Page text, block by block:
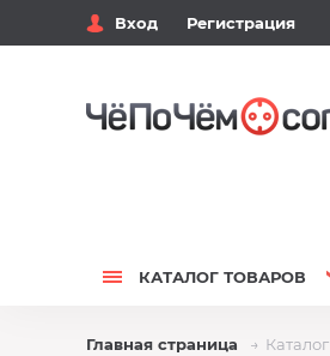
Вход Регистрация
КАТАЛОГ ТОВАРОВ
Главная страница Каталог